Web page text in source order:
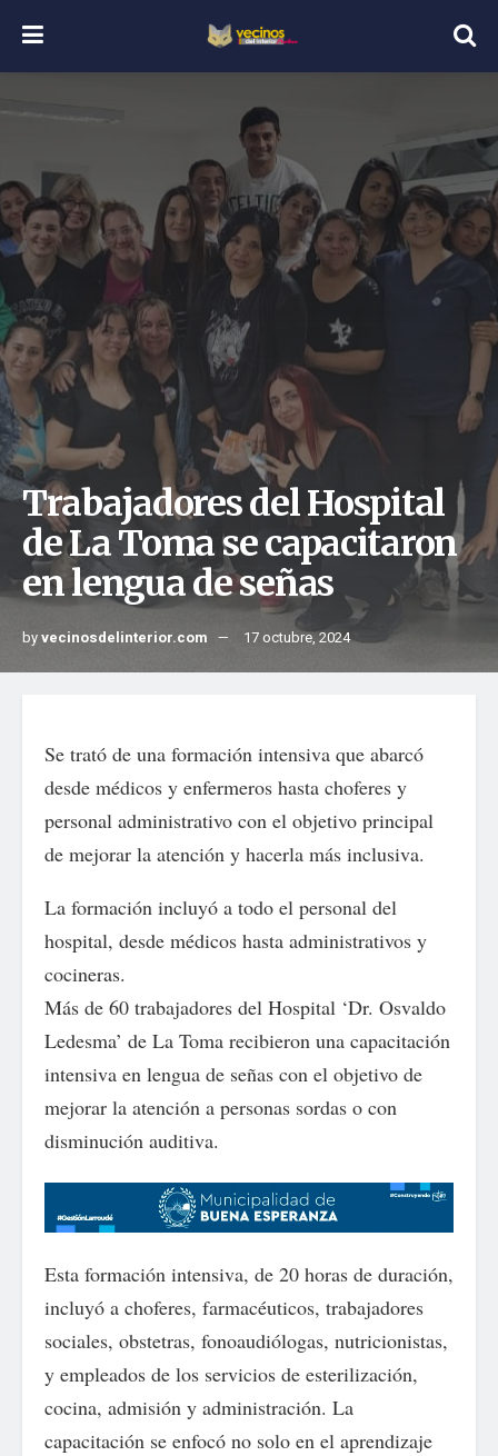
Trabajadores del Hospital
de La Toma se capacitaron
en lengua de señas
byvecinosdelinterior.com 17 octubre, 2024
Se trató de una formación intensiva que abarcó
desde médicos y enfermeros hasta choferes y
personal administrativo con el objetivo principal
de mejorar la atención y hacerla más inclusiva.
La formación incluyó a todo el personal del
hospital, desde médicos hasta administrativos y
cocineras.
Más de 60 trabajadores del Hospital ‘Dr. Osvaldo
Ledesma’ de La Toma recibieron una capacitación
intensiva en lengua de señas con el objetivo de
mejorar la atención a personas sordas o con
disminución auditiva.
Esta formación intensiva, de 20 horas de duración,
incluyó a choferes, farmacéuticos, trabajadores
sociales, obstetras, fonoaudiólogas, nutricionistas,
y empleados de los servicios de esterilización,
cocina, admisión y administración. La
capacitación se enfocó no solo en el aprendizaje